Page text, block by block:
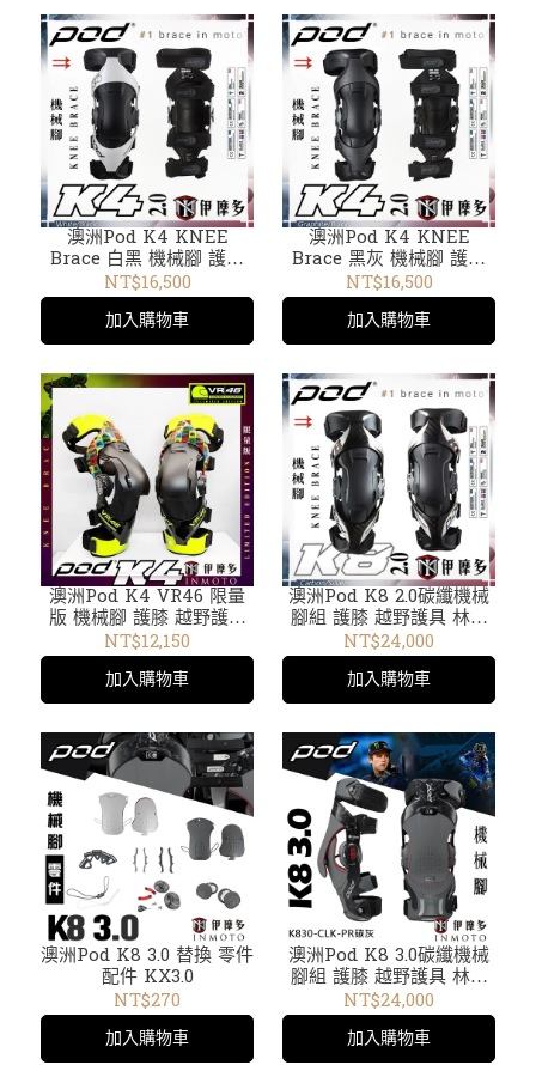
澳洲Pod K4 KNEE
Brace 白黑 機械腳 護膝
越野護具 林道下坡車 極限
運動膝蓋支架 另有兒童款
YTH
NT$16,500
加入購物車
澳洲Pod K4 KNEE
Brace 黑灰 機械腳 護膝
越野護具 林道下坡車 極限
運動膝蓋支架 另有兒童款
YTH
NT$16,500
加入購物車
澳洲Pod K4 VR46 限量
版 機械腳 護膝 越野護具
林道下坡車 極限運動膝蓋
支架 另有兒童款YTH
NT$12,150
加入購物車
澳洲Pod K8 2.0碳纖機械
腳組 護膝 越野護具 林道
下坡車 極限運動 膝蓋支架
KNEE BRACE 。碳銀
NT$24,000
加入購物車
澳洲Pod K8 3.0 替換 零件
配件 KX3.0
NT$270
加入購物車
澳洲Pod K8 3.0碳纖機械
腳組 護膝 越野護具 林道
下坡車 極限運動 膝蓋支架
KNEE BRACE 。碳灰
NT$24,000
加入購物車